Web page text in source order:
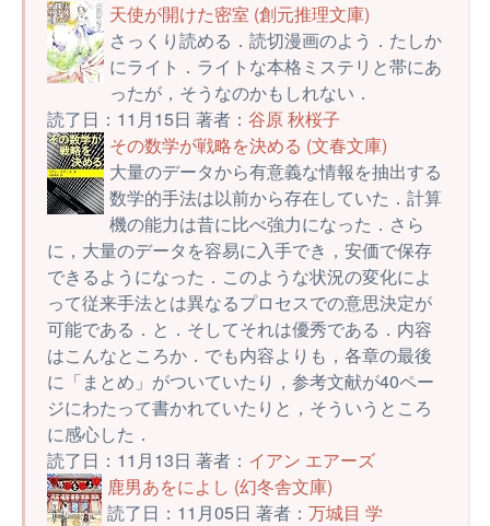
天使が開けた密室 (創元推理文庫)
さっくり読める．読切漫画のよう．たしか
にライト．ライトな本格ミステリと帯にあ
ったが，そうなのかもしれない．
読了日：11月15日 著者： 谷原 秋桜子
その数学が戦略を決める (文春文庫)
大量のデータから有意義な情報を抽出する
数学的手法は以前から存在していた．計算
機の能力は昔に比べ強力になった．さら
に，大量のデータを容易に入手でき，安価で保存
できるようになった．このような状況の変化によ
って従来手法とは異なるプロセスでの意思決定が
可能である．と．そしてそれは優秀である．内容
はこんなところか．でも内容よりも，各章の最後
に「まとめ」がついていたり，参考文献が40ペー
ジにわたって書かれていたりと，そういうところ
に感心した．
読了日：11月13日 著者： イアン エアーズ
鹿男あをによし (幻冬舎文庫)
読了日：11月05日 著者： 万城目 学